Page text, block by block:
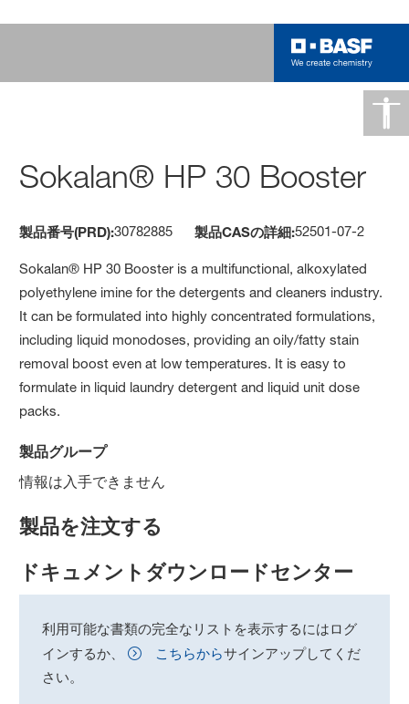
Sokalan® HP 30 Booster
製品番号(PRD):30782885 製品CASの詳細:52501-07-2
Sokalan® HP 30 Booster is a multifunctional, alkoxylated
polyethylene imine for the detergents and cleaners industry.
It can be formulated into highly concentrated formulations,
including liquid monodoses, providing an oily/fatty stain
removal boost even at low temperatures. It is easy to
formulate in liquid laundry detergent and liquid unit dose
packs.
製品グループ
情報は入手できません
製品を注文する
ドキュメントダウンロードセンター
利用可能な書類の完全なリストを表示するにはログ
インするか、
こちらからサインアップしてくだ
さい。